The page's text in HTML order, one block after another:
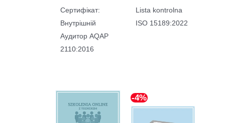
Сертифікат:
Внутрішній
Aудитор AQAP
2110:2016
Lista kontrolna
ISO 15189:2022
-4%